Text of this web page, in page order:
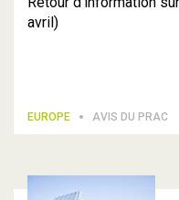
avril)
EUROPE AVIS DU PRAC